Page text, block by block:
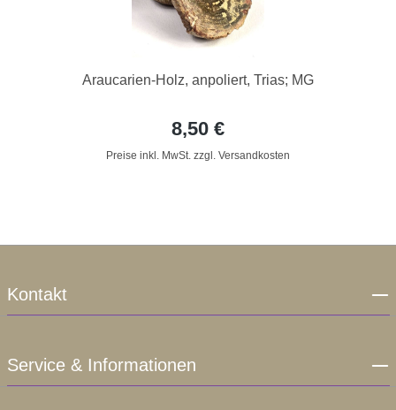
Araucarien-Holz, anpoliert, Trias; MG
8,50 €
Preise inkl. MwSt. zzgl. Versandkosten
Kontakt
Service & Informationen